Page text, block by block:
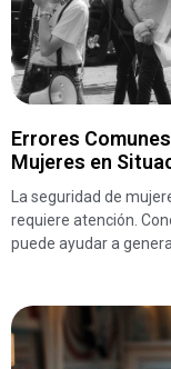
Errores
Mujeres en
La seguridad de
requiere atención.
puede ayudar a